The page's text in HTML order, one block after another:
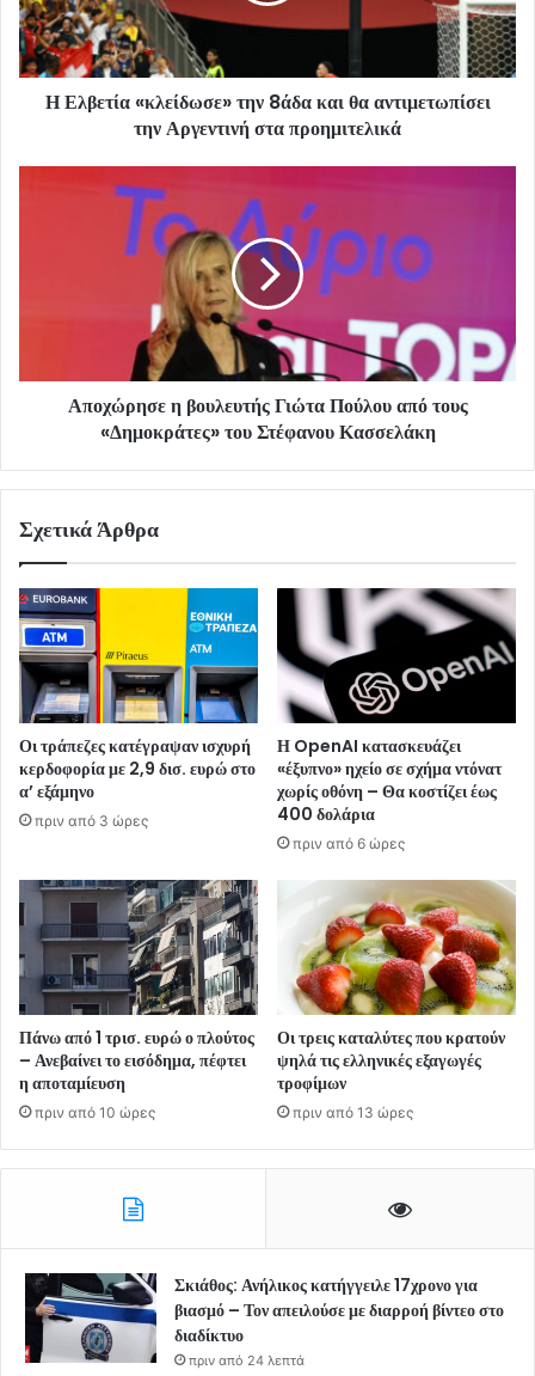
Η Ελβετία «κλείδωσε» την 8άδα και θα αντιμετωπίσει
την Αργεντινή στα προημιτελικά
Αποχώρησε η βουλευτής Γιώτα Πούλου από τους
«Δημοκράτες» του Στέφανου Κασσελάκη
Σχετικά Άρθρα
Οι τράπεζες κατέγραψαν ισχυρή
κερδοφορία με 2,9 δισ. ευρώ στο
α’ εξάμηνο
πριν από 3 ώρες
Η OpenAI κατασκευάζει
«έξυπνο» ηχείο σε σχήμα ντόνατ
χωρίς οθόνη – Θα κοστίζει έως
400 δολάρια
πριν από 6 ώρες
Πάνω από 1 τρισ. ευρώ ο πλούτος
– Ανεβαίνει το εισόδημα, πέφτει
η αποταμίευση
πριν από 10 ώρες
Οι τρεις καταλύτες που κρατούν
ψηλά τις ελληνικές εξαγωγές
τροφίμων
πριν από 13 ώρες
Σκιάθος: Ανήλικος κατήγγειλε 17χρονο για
βιασμό – Τον απειλούσε με διαρροή βίντεο στο
διαδίκτυο
πριν από 24 λεπτά